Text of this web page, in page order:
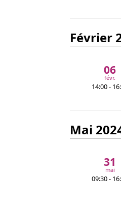
février
06
févr.
14:00 -
mai
31
mai
09:30 -